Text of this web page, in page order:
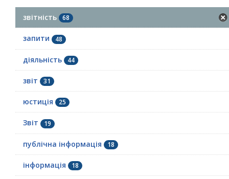
звітність 68
запити 48
діяльність 44
звіт 31
юстиція 25
Звіт 19
публічна інформація 18
інформація 18